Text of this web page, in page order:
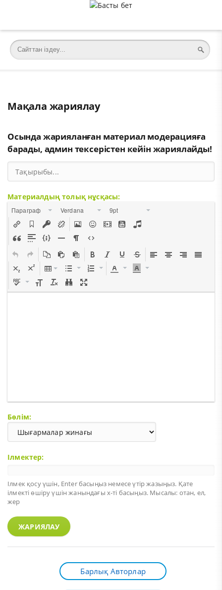
Мақала жариялау
Осында жарияланған материал модерацияға
барады, админ тексерістен кейін жариялайды!
Материалдың толық нұсқасы:
Параграф Verdana 9pt
Бөлім:
Ілмектер:
Ілмек қосу үшін, Enterбасыңыз немесе үтір жазыңыз. Қате
ілмекті өшіру үшін жанындағы х-ті басыңыз. Мысалы: отан, ел,
жер
ЖАРИЯЛАУ
Барлық Авторлар